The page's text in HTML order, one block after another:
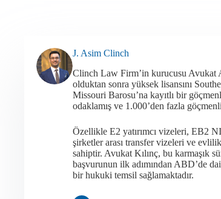
J. Asim Clinch
Clinch Law Firm’in kurucusu Avukat
olduktan sonra yüksek lisansını
Missouri Barosu’na kayıtlı bir
odaklamış ve 1.000’den fazla
Özellikle E2 yatırımcı vizeleri, EB2
şirketler arası transfer vizeleri ve
sahiptir. Avukat Kılınç, bu karmaşık
başvurunun ilk adımından ABD’de
bir hukuki temsil sağlamaktadır.